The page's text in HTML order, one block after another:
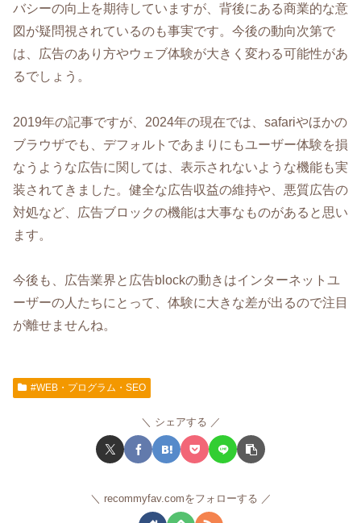
バシーの向上を期待していますが、背後にある商業的な意
図が疑問視されているのも事実です。今後の動向次第で
は、広告のあり方やウェブ体験が大きく変わる可能性があ
るでしょう。
2019年の記事ですが、2024年の現在では、safariやほかの
ブラウザでも、デフォルトであまりにもユーザー体験を損
なうような広告に関しては、表示されないような機能も実
装されてきました。健全な広告収益の維持や、悪質広告の
対処など、広告ブロックの機能は大事なものがあると思い
ます。
今後も、広告業界と広告blockの動きはインターネットユ
ーザーの人たちにとって、体験に大きな差が出るので注目
が離せませんね。
#WEB・プログラム・SEO
シェアする
recommyfav.comをフォローする